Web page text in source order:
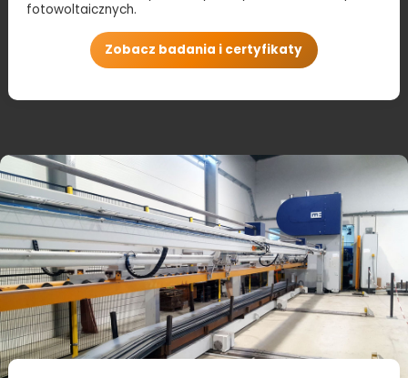
fotowoltaicznych.
Zobacz badania i certyfikaty